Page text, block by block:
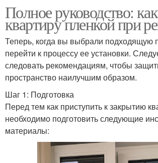
Полное руководство:
квартиру пленкой при
Теперь, когда вы выбрали подходящую
перейти к процессу ее установки.
следовать рекомендациям, чтобы
пространство наилучшим образом.
Шаг 1: Подготовка
Перед тем как приступить к закрытию
необходимо подготовить следующие
материалы: